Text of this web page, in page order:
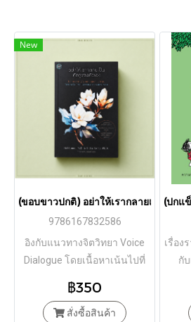
New
(ขอบขาวปกติ) อย่าให้เรากลายเป็นศั
9786167832586
อิงกับแนวทางจิตวิทยา Voice
Dialogue โดยเนื้อหาเน้นไปที่
ของศาสตร์นี้ The Inner Critic
฿350
สั่งซื้อสินค้า
(ปกแ
เรื่อง
กั